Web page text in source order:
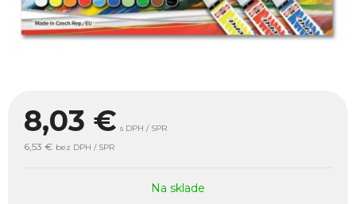
8,03 € s DPH / SPR
6,53 € bez DPH / SPR
Na sklade